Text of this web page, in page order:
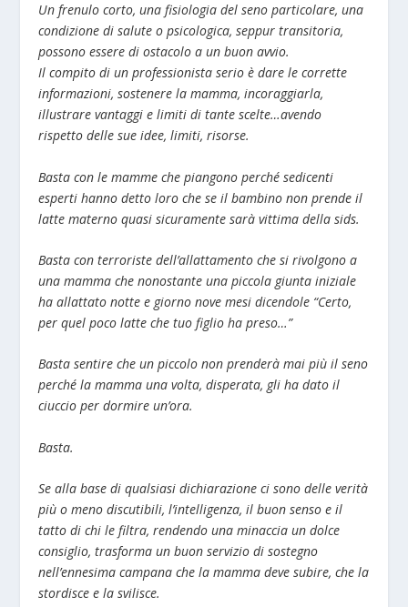
Un frenulo corto, una fisiologia del seno particolare, una
condizione di salute o psicologica, seppur transitoria,
possono essere di ostacolo a un buon avvio.
Il compito di un professionista serio è dare le corrette
informazioni, sostenere la mamma, incoraggiarla,
illustrare vantaggi e limiti di tante scelte…avendo
rispetto delle sue idee, limiti, risorse.
Basta con le mamme che piangono perché sedicenti
esperti hanno detto loro che se il bambino non prende il
latte materno quasi sicuramente sarà vittima della sids.
Basta con terroriste dell’allattamento che si rivolgono a
una mamma che nonostante una piccola giunta iniziale
ha allattato notte e giorno nove mesi dicendole “Certo,
per quel poco latte che tuo figlio ha preso…”
Basta sentire che un piccolo non prenderà mai più il seno
perché la mamma una volta, disperata, gli ha dato il
ciuccio per dormire un’ora.
Basta.
Se alla base di qualsiasi dichiarazione ci sono delle verità
più o meno discutibili, l’intelligenza, il buon senso e il
tatto di chi le filtra, rendendo una minaccia un dolce
consiglio, trasforma un buon servizio di sostegno
nell’ennesima campana che la mamma deve subire, che la
stordisce e la svilisce.